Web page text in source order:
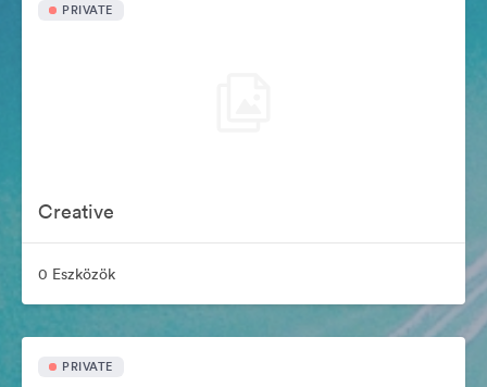
PRIVATE
Creative
0 Eszközök
PRIVATE